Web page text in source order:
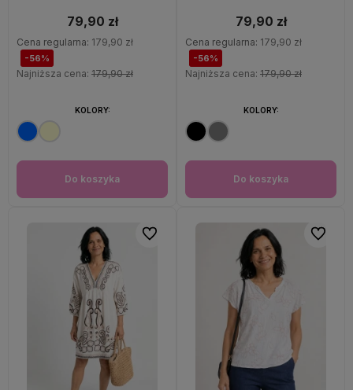
79,90 zł
Cena regularna: 179,90 zł
-56%
Najniższa cena: 179,90 zł
Do koszyka
KOLORY:
79,90 zł
Cena regularna: 179,90 zł
-56%
Najniższa cena: 179,90 zł
Do koszyka
KOLORY:
Do ulubionych Do